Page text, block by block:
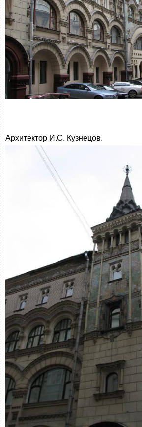
Архитектор И.С. Кузнецов.